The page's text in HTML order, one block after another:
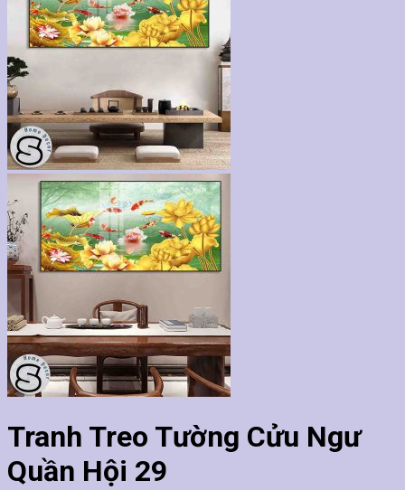
Tranh Treo Tường Cửu Ngư
Quần Hội 29